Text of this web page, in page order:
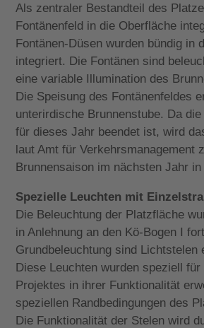
Als zentraler Bestandteil des
Fontänenfeld in die Oberfläche
Fontänen-Düsen wurden bündig in
integriert. Die Fontänen sind
eine variable Illumination des
Die Speisung des Fontänenfeldes
unterirdische Brunnenstube. Da
für dieses Jahr beendet ist, wird
laut Amt für Verkehrsmanagement
Brunnensaison im nächsten Jahr in
Spezielle Leuchten mit
Die Beleuchtung der Platzfläche
in Anlehnung an den Kö-Bogen I
Grundbeleuchtung sind Lichtstelen
Diese Leuchten wurden speziell für
Projektes in ihrer Funktionalität
speziellen Randbedingungen des
Die Funktionalität der Stelen wird